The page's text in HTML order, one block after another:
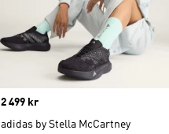
Price
2 499 kr
adidas by Stella McCartney